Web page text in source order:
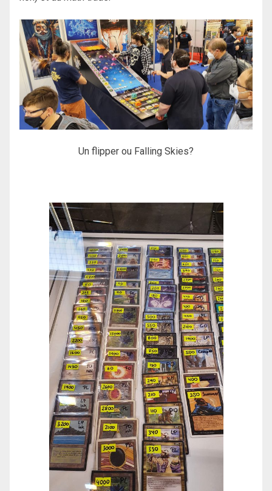
Un flipper ou Falling Skies?